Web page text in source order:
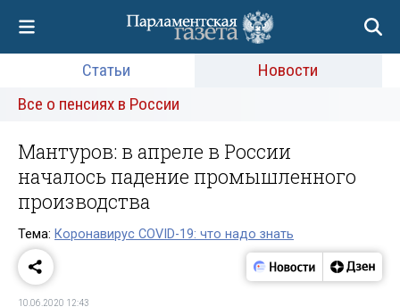
Статьи
Новости
Все о пенсиях в России
Мантуров: в апреле в России
началось падение промышленного
производства
Тема: Коронавирус COVID-19: что надо знать
10.06.2020 12:43